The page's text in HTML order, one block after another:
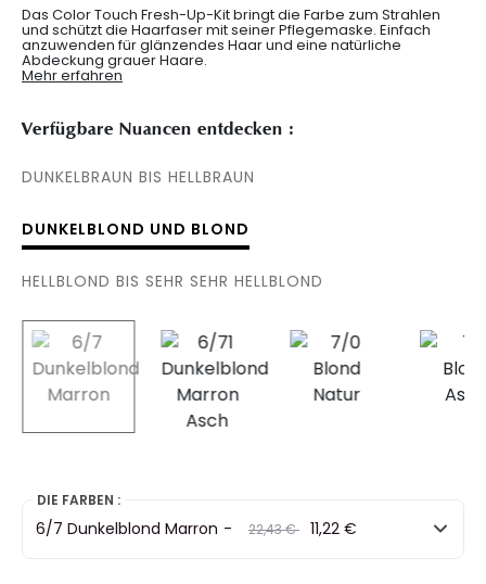
Das Color Touch Fresh-Up-Kit bringt die Farbe zum Strahlen
und schützt die Haarfaser mit seiner Pflegemaske. Einfach
anzuwenden für glänzendes Haar und eine natürliche
Abdeckung grauer Haare.
Mehr erfahren
Verfügbare Nuancen entdecken :
DUNKELBRAUN BIS HELLBRAUN
DUNKELBLOND UND BLOND
HELLBLOND BIS SEHR SEHR HELLBLOND
selected
DIE FARBEN :
6/7 Dunkelblond Marron - Preis
22,43 €to11,22 €